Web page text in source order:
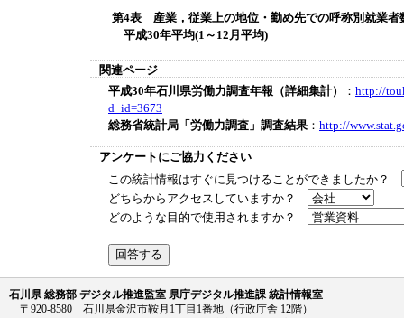
第4表 産業，従業上の地位・勤め先での呼称別就業者
平成30年平均(1～12月平均)
関連ページ
平成30年石川県労働力調査年報（詳細集計）
： http://
d_id=3673
総務省統計局「労働力調査」調査結果 ： http://
アンケートにご協力ください
この統計情報はすぐに見つけることができましたか？
どちらからアクセスしていますか？
どのような目的で使用されますか？
石川県 総務部 デジタル推進監室 県庁デジタル推進課 統計情報室
〒920-8580 石川県金沢市鞍月1丁目1番地（行政庁舎 12階）